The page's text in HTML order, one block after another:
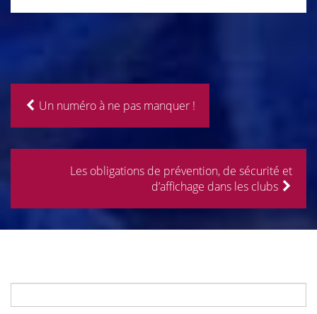
Un numéro à ne pas manquer !
Les obligations de prévention, de sécurité et
d’affichage dans les clubs